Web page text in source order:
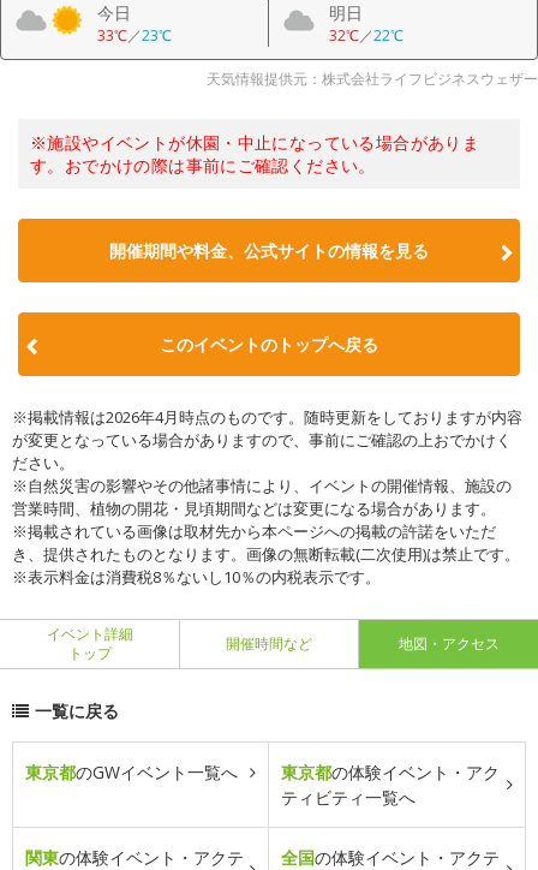
今日
33℃／23℃
明日
32℃／22℃
天気情報提供元：株式会社ライフビジネスウェザー
※施設やイベントが休園・中止になっている場合がありま
す。おでかけの際は事前にご確認ください。
開催期間や料金、公式サイトの情報を見る
このイベントのトップへ戻る
※掲載情報は2026年4月時点のものです。随時更新をしておりますが内容
が変更となっている場合がありますので、事前にご確認の上おでかけく
ださい。
※自然災害の影響やその他諸事情により、イベントの開催情報、施設の
営業時間、植物の開花・見頃期間などは変更になる場合があります。
※掲載されている画像は取材先から本ページへの掲載の許諾をいただ
き、提供されたものとなります。画像の無断転載(二次使用)は禁止です。
※表示料金は消費税8％ないし10％の内税表示です。
イベント詳細
トップ
開催時間など 地図・アクセス
一覧に戻る
東京都のGWイベント一覧へ 東京都の体験イベント・アク
ティビティ一覧へ
関東の体験イベント・アクテ
全国の体験イベント・アクテ